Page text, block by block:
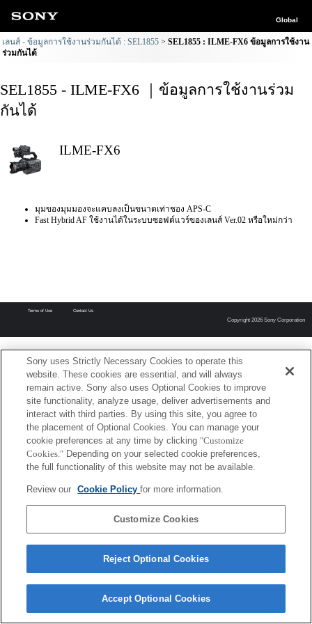
Global
เลนส์ - ข้อมูลการใช้งานร่วมกันได้ : SEL1855
SEL1855 : ILME-FX6 ข้อมูลการใช้งาน
ร่วมกันได้
SEL1855 - ILME-FX6 ｜ข้อมูลการใช้งานร่วม
กันได้
ILME-FX6
มุมของมุมมองจะแคบลงเป็นขนาดเท่าชอง APS-C
Fast Hybrid AF ใช้งานได้ในระบบซอฟต์แวร์ของเลนส์ Ver.02 หรือใหม่กว่า
Terms of Use Contact Us
Copyright 2026 Sony Corporation
Sony uses Strictly Necessary Cookies to operate this
website. These cookies are essential, and will always
remain active. Sony also uses Optional Cookies to improve
site functionality, analyze usage, deliver advertisements and
interact with third parties. By using this site, you agree to
the placement of Optional Cookies. You can manage your
cookie preferences at any time by clicking "Customize
Cookies." Depending on your selected cookie preferences,
the full functionality of this website may not be available.
Review our Cookie Policyfor more information.
Customize Cookies
Reject Optional Cookies
Accept Optional Cookies